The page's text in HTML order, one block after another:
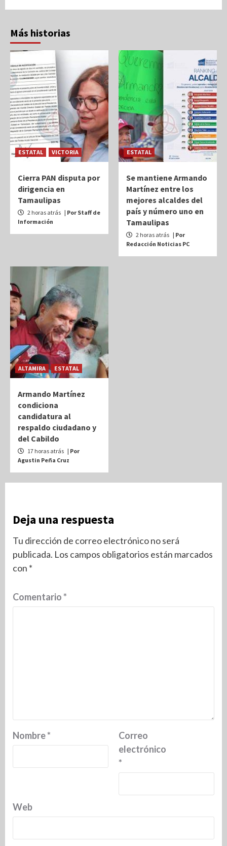
Más historias
ESTATAL VICTORIA
Cierra PAN disputa por
dirigencia en
Tamaulipas
2 horas atrás | Por Staff de
Información
ESTATAL
Se mantiene Armando
Martínez entre los
mejores alcaldes del
país y número uno en
Tamaulipas
2 horas atrás | Por
Redacción Noticias PC
ALTAMIRA ESTATAL
Armando Martínez
condiciona
candidatura al
respaldo ciudadano y
del Cabildo
17 horas atrás | Por
Agustin Peña Cruz
Deja una respuesta
Tu dirección de correo electrónico no será
publicada. Los campos obligatorios están marcados
con *
Comentario*
Nombre*
Correo
electrónico
*
Web